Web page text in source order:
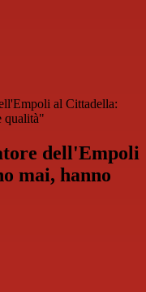
al Cittadella:
qualità"
dell'Empoli
mai, hanno